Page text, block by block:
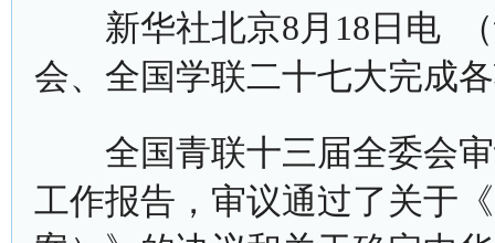
新华社北京8月18日电 （
会、全国学联二十七大完成
全国青联十三届全委会审
工作报告，审议通过了关于